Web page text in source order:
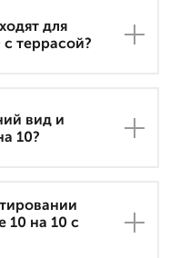
для
террасой?
вид и
10?
10 на 10 с